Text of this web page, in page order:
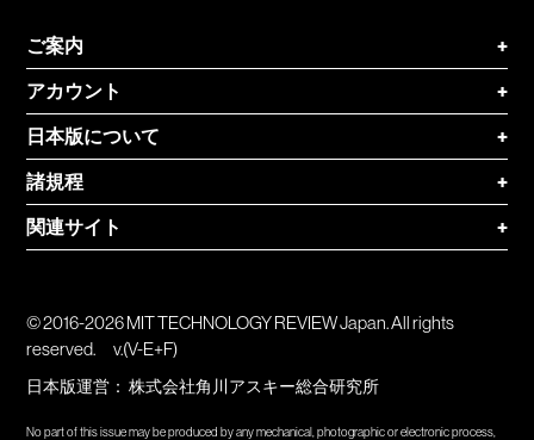
ご案内
+
アカウント
+
日本版について
+
諸規程
+
関連サイト
+
© 2016-2026 MIT TECHNOLOGY REVIEW Japan. All rights
reserved.
v.(V-E+F)
日本版運営：株式会社角川アスキー総合研究所
No part of this issue may be produced by any mechanical, photographic or electronic process,